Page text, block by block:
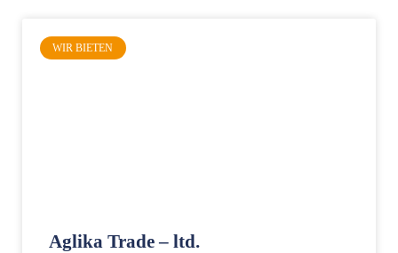
WIR BIETEN
Aglika Trade – ltd.